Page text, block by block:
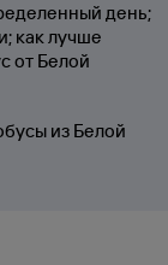
день;
как лучше
от Белой
из Белой